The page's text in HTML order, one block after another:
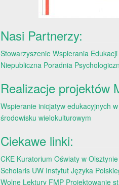
Nasi Partnerzy:
Stowarzyszenie Wspierania Edukacji
Niepubliczna Poradnia
Realizacje projektów
Wspieranie inicjatyw edukacyjnych
środowisku wielokulturowym
Ciekawe linki:
CKE Kuratorium Oświaty w Olsztynie
Scholaris UW Instytut Języka
Wolne Lektury FMP Projektowanie